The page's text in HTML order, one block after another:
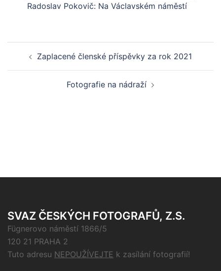
Radoslav Pokovič: Na Václavském náměstí
navigation
Zaplacené členské příspěvky za rok 2021
Fotografie na nádraží
SVAZ ČESKÝCH FOTOGRAFŮ, Z.S.
Fügnerovo náměstí 1866/5
120 21 PRAHA 2
Tuto adresu NEPOUŽÍVEJTE k zasílání fotografií!